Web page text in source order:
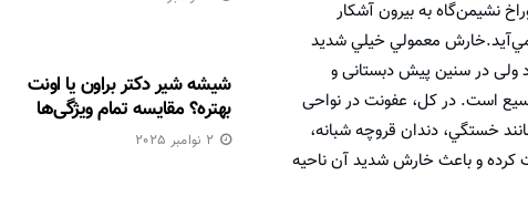
نشيمن‌گاه به بيرون آشكار
معمولي خيلي شديد
ولی در سنین پیش دبستانی و
است. در کل، عفونت در نواحی
خستگي، دندان قروچه شبانه،
كرده و باعث‌ خارش‌ شديد‌ آن‌ ناحيه‌
شیشه شیر دکتر براون یا اونت
بهتره؟ مقایسه تمام ویژگی‌ها
2 نوامبر 2025